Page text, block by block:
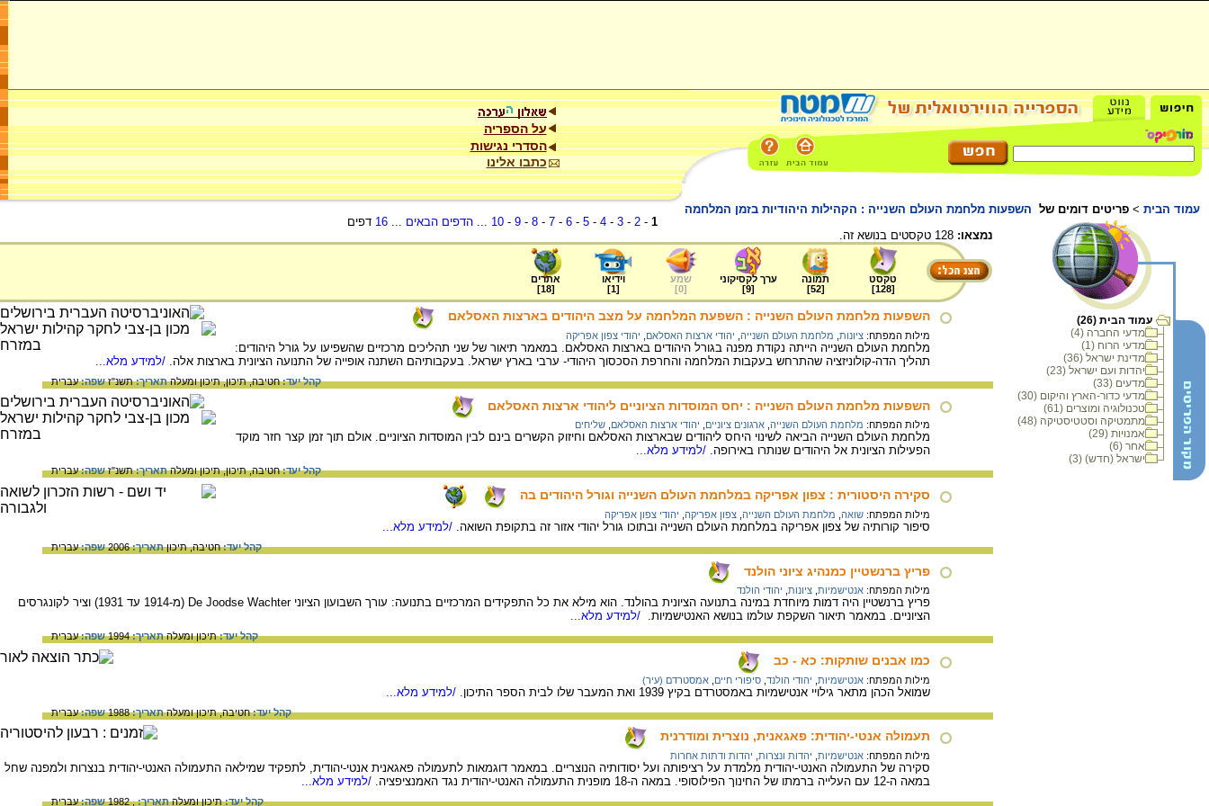
על הספריה
הסדרי נגישות
כתבו אלינו
עמוד הבית > פריטים דומים של השפעות מלחמת העולם השנייה : הקהילות היהודיות בזמן המלחמה
עמוד הבית (26)
מדעי החברה (4)
מדעי הרוח (1)
מדינת ישראל (36)
יהדות ועם ישראל (23)
מדעים (33)
מדעי כדור-הארץ והיקום (30)
טכנולוגיה ומוצרים (61)
מתמטיקה וסטטיסטיקה (48)
אמנויות (29)
אחר (6)
ישראל (חדש) (3)
1
-
2
-
3
-
4
-
5
-
6
-
7
-
8
-
9
-
10
...הדפים הבאים ...
16 דפים
נמצאו:
טקסט
[
128
]
תמונה
[
52
]
ערך לקסיקוני
[
9
]
שמע
[
0
]
וידיאו
[
1
]
אתרים
[
18
]
השפעות מלחמת העולם השנייה : השפעת המלחמה על מצב היהודים בארצות האסלאם
מילות המפתח: ציונות מלחמת העולם השנייה יהודי ארצות האסלאם יהודי צפון אפריקה
מלחמת העולם השנייה הייתה נקודת מפנה בגורל היהודים בארצות האסלאם. במאמר תיאור של שני תהליכים מרכזיים שהשפיעו על גורל היהודים:
תהליך הדה-קולוניזציה שהתרחש בעקבות המלחמה והחרפת הסכסוך היהודי- ערבי בארץ ישראל. בעקבותיהם השתנה אופייה של התנועה הציונית בארצות אלה. /למידע מלא...
קהל יעד:חטיבה,תיכון,תיכון ומעלהתאריך:תשנ"זשפה:עברית
השפעות מלחמת העולם השנייה : יחס המוסדות הציוניים ליהודי ארצות האסלאם
מילות המפתח: מלחמת העולם השנייה ארגונים ציוניים יהודי ארצות האסלאם שליחים
מלחמת העולם השנייה הביאה לשינוי היחס ליהודים שבארצות האסלאם וחיזוק הקשרים בינם לבין המוסדות הציוניים. אולם תוך זמן קצר חזר מוקד
הפעילות הציונית אל היהודים שנותרו באירופה. /למידע מלא...
קהל יעד:חטיבה,תיכון,תיכון ומעלהתאריך:תשנ"זשפה:עברית
סקירה היסטורית : צפון אפריקה במלחמת העולם השנייה וגורל היהודים בה
מילות המפתח: שואה מלחמת העולם השנייה צפון אפריקה יהודי צפון אפריקה
סיפור קורותיה של צפון אפריקה במלחמת העולם השנייה ובתוכו גורל יהודי אזור זה בתקופת השואה. /למידע מלא...
קהל יעד:חטיבה,תיכוןתאריך:2006 שפה:עברית
פריץ ברנשטיין כמנהיג ציוני הולנד
מילות המפתח: אנטישמיות ציונות יהודי הולנד
פריץ ברנשטיין היה דמות מיוחדת במינה בתנועה הציונית בהולנד. הוא מילא את כל התפקידים המרכזיים בתנועה: עורך השבועון הציוני De Joodse Wachter (מ-1914 עד 1931) וציר לקונגרסים
הציוניים. במאמר תיאור השקפת עולמו בנושא האנטישמיות. /למידע מלא...
קהל יעד:תיכון ומעלהתאריך:1994 שפה:עברית
כמו אבנים שותקות: כא - כב
מילות המפתח: אנטישמיות יהודי הולנד סיפורי חיים אמסטרדם (עיר)
שמואל הכהן מתאר גילויי אנטישמיות באמסטרדם בקיץ 1939 ואת המעבר שלו לבית הספר התיכון. /למידע מלא...
קהל יעד:חטיבה,תיכון ומעלהתאריך:1988 שפה:עברית
תעמולה אנטי-יהודית: פאגאנית, נוצרית ומודרנית
מילות המפתח: אנטישמיות יהדות ונצרות יהדות ודתות אחרות
סקירה של התעמולה האנטי-יהודית מלמדת על רציפותה ועל יסודותיה הנוצריים. במאמר דוגמאות לתעמולה פאגאנית אנטי-יהודית, לתפקיד שמילאה התעמולה האנטי-יהודית בנצרות ולמפנה שחל
במאה ה-12 עם העלייה ברמתו של החינוך הפילוסופי. במאה ה-18 מופנית התעמולה האנטי-יהודית נגד האמנציפציה.
/למידע מלא...
קהל יעד:תיכון ומעלהתאריך:, 1982 שפה:עברית